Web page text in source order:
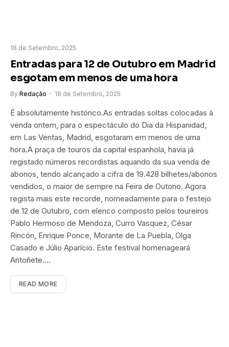
18 de Setembro, 2025
Entradas para 12 de Outubro em Madrid
esgotam em menos de uma hora
By Redação 18 de Setembro, 2025
É absolutamente histórico.As entradas soltas colocadas à
venda ontem, para o espectáculo do Dia da Hispanidad,
em Las Ventas, Madrid, esgotaram em menos de uma
hora.A praça de touros da capital espanhola, havia já
registado números recordistas aquando da sua venda de
abonos, tendo alcançado a cifra de 19.428 bilhetes/abonos
vendidos, o maior de sempre na Feira de Outono. Agora
regista mais este recorde, nomeadamente para o festejo
de 12 de Outubro, com elenco composto pelos toureiros
Pablo Hermoso de Mendoza, Curro Vasquez, César
Rincón, Enrique Ponce, Morante de La Puebla, Olga
Casado e Júlio Aparício. Este festival homenageará
Antoñete.…
READ MORE